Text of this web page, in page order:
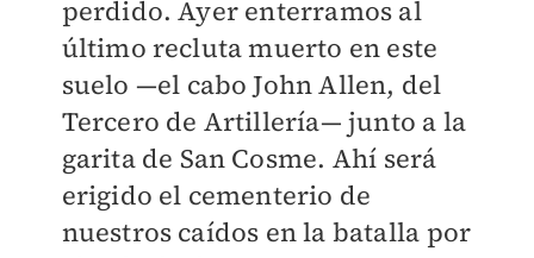
perdido. Ayer enterramos al
último recluta muerto en este
suelo —el cabo John Allen, del
Tercero de Artillería— junto a la
garita de San Cosme. Ahí será
erigido el cementerio de
nuestros caídos en la batalla por